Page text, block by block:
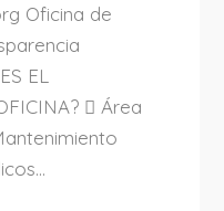
Oficina de
EL
 Área